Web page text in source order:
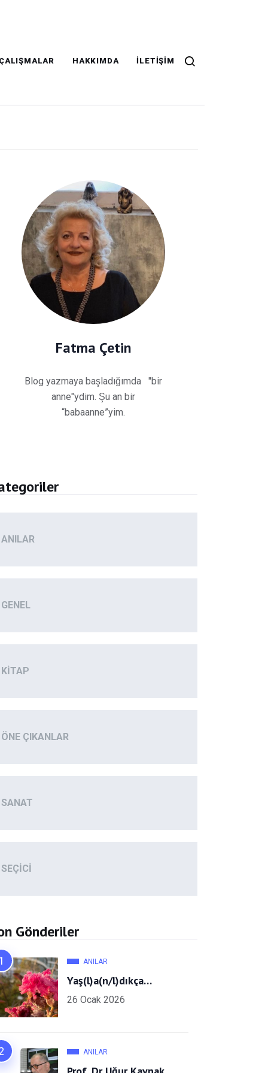
HAKKIMDA İLETIŞIM
Fatma Çetin
Blog yazmaya başladığımda "bir
anne"ydim. Şu an bir
“babaanne”yim.
ANILAR
GENEL
KITAP
ÖNE ÇIKANLAR
SANAT
SEÇICI
Gönderiler
ANILAR
Yaş(l)a(n/l)dıkça…
26 Ocak 2026
ANILAR